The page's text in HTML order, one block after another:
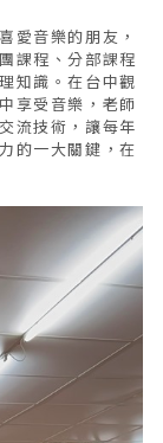
愛音樂的朋友，
課程、分部課程
知識。在台中觀
享受音樂，老師
流技術，讓每年
的一大關鍵，在